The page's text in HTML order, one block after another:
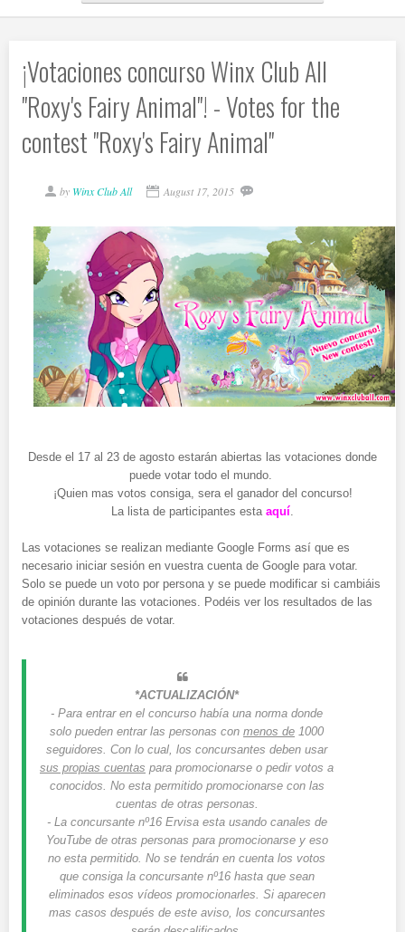
¡Votaciones concurso Winx Club All
''Roxy's Fairy Animal''! - Votes for the
contest ''Roxy's Fairy Animal''
by Winx Club All August 17, 2015
Desde el 17 al 23 de agosto estarán abiertas las votaciones donde
puede votar todo el mundo.
¡Quien mas votos consiga, sera el ganador del concurso!
La lista de participantes esta aquí.
Las votaciones se realizan mediante Google Forms así que es
necesario iniciar sesión en vuestra cuenta de Google para votar.
Solo se puede un voto por persona y se puede modificar si cambiáis
de opinión durante las votaciones. Podéis ver los resultados de las
votaciones después de votar.
*ACTUALIZACIÓN*
- Para entrar en el concurso había una norma donde
solo pueden entrar las personas con menos de 1000
seguidores. Con lo cual, los concursantes deben usar
sus propias cuentas para promocionarse o pedir votos a
conocidos. No esta permitido promocionarse con las
cuentas de otras personas.
- La concursante nº16 Ervisa esta usando canales de
YouTube de otras personas para promocionarse y eso
no esta permitido. No se tendrán en cuenta los votos
que consiga la concursante nº16 hasta que sean
eliminados esos vídeos promocionarles. Si aparecen
mas casos después de este aviso, los concursantes